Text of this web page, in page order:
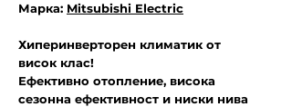
Марка: Mitsubishi Electric
Хиперинверторен климатик от
висок клас!
Ефективно отопление, висока
сезонна ефективност и ниски нива